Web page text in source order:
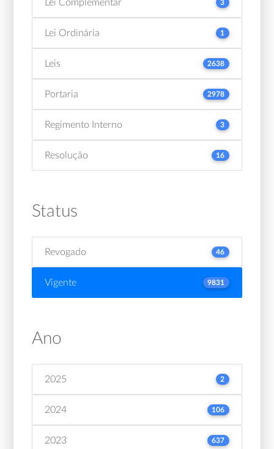
Lei Complementar 3
Lei Ordinária 1
Leis 2638
Portaria 2978
Regimento Interno 3
Resolução 16
Status
Revogado 46
Vigente 9831
Ano
2025 2
2024 106
2023 637